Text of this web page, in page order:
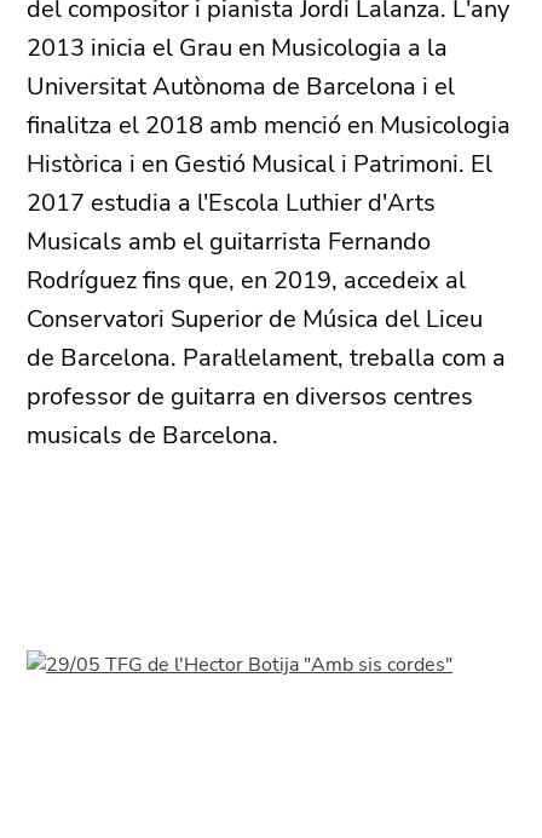
del compositor i pianista Jordi Lalanza. L'any
2013 inicia el Grau en Musicologia a la
Universitat Autònoma de Barcelona i el
finalitza el 2018 amb menció en Musicologia
Històrica i en Gestió Musical i Patrimoni. El
2017 estudia a l'Escola Luthier d'Arts
Musicals amb el guitarrista Fernando
Rodríguez fins que, en 2019, accedeix al
Conservatori Superior de Música del Liceu
de Barcelona. Paral·lelament, treballa com a
professor de guitarra en diversos centres
musicals de Barcelona.